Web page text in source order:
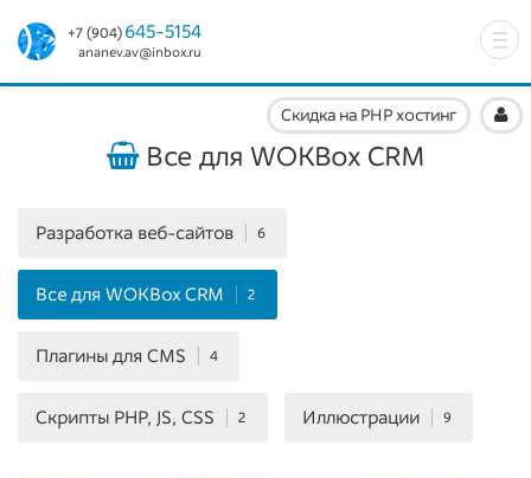
+7 (904)645-5154
ananev.av@inbox.ru
Скидка на PHP хостинг
Все для WOKBox CRM
Разработка веб-сайтов 6
Все для WOKBox CRM 2
Плагины для CMS 4
Скрипты PHP, JS, CSS 2 Иллюстрации 9